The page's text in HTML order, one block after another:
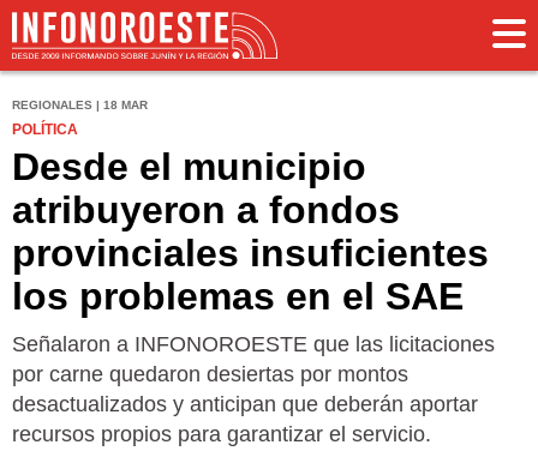
REGIONALES | 18 MAR
POLÍTICA
Desde el municipio
atribuyeron a fondos
provinciales insuficientes
los problemas en el SAE
Señalaron a INFONOROESTE que las licitaciones
por carne quedaron desiertas por montos
desactualizados y anticipan que deberán aportar
recursos propios para garantizar el servicio.